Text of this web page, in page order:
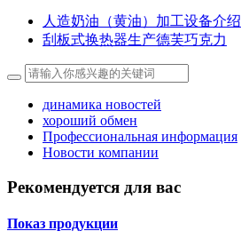
人造奶油（黄油）加工设备介绍
刮板式换热器生产德芙巧克力
динамика новостей
хороший обмен
Профессиональная информация
Новости компании
Рекомендуется для вас
Показ продукции